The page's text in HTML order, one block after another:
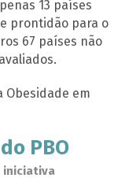
13 países
prontidão para o
67 países não
Obesidade em
PBO
iniciativa